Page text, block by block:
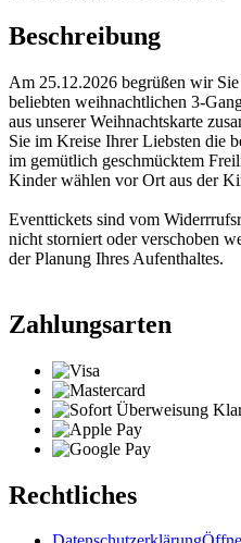
Beschreibung
Am 25.12.2026 begrüßen wir
beliebten weihnachtlichen 3-
aus unserer Weihnachtskarte
Sie im Kreise Ihrer Liebsten die
im gemütlich geschmücktem
Kinder wählen vor Ort aus der
Eventtickets sind vom
nicht storniert oder verschoben
der Planung Ihres Aufenthaltes.
Zahlungsarten
Rechtliches